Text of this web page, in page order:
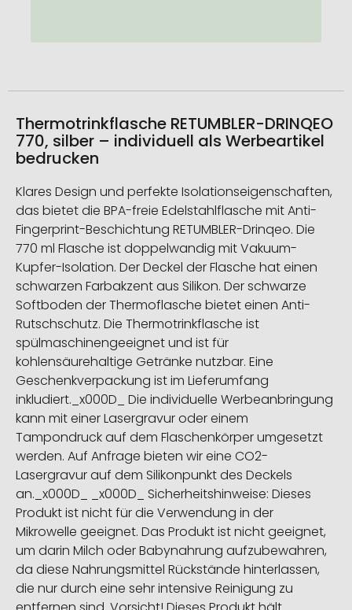
Thermotrinkflasche RETUMBLER-DRINQEO
770, silber – individuell als Werbeartikel
bedrucken
Klares Design und perfekte Isolationseigenschaften,
das bietet die BPA-freie Edelstahlflasche mit Anti-
Fingerprint-Beschichtung RETUMBLER-Drinqeo. Die
770 ml Flasche ist doppelwandig mit Vakuum-
Kupfer-Isolation. Der Deckel der Flasche hat einen
schwarzen Farbakzent aus Silikon. Der schwarze
Softboden der Thermoflasche bietet einen Anti-
Rutschschutz. Die Thermotrinkflasche ist
spülmaschinengeeignet und ist für
kohlensäurehaltige Getränke nutzbar. Eine
Geschenkverpackung ist im Lieferumfang
inkludiert._x000D_ Die individuelle Werbeanbringung
kann mit einer Lasergravur oder einem
Tampondruck auf dem Flaschenkörper umgesetzt
werden. Auf Anfrage bieten wir eine CO2-
Lasergravur auf dem Silikonpunkt des Deckels
an._x000D_ _x000D_ Sicherheitshinweise: Dieses
Produkt ist nicht für die Verwendung in der
Mikrowelle geeignet. Das Produkt ist nicht geeignet,
um darin Milch oder Babynahrung aufzubewahren,
da diese Nahrungsmittel Rückstände hinterlassen,
die nur durch eine sehr intensive Reinigung zu